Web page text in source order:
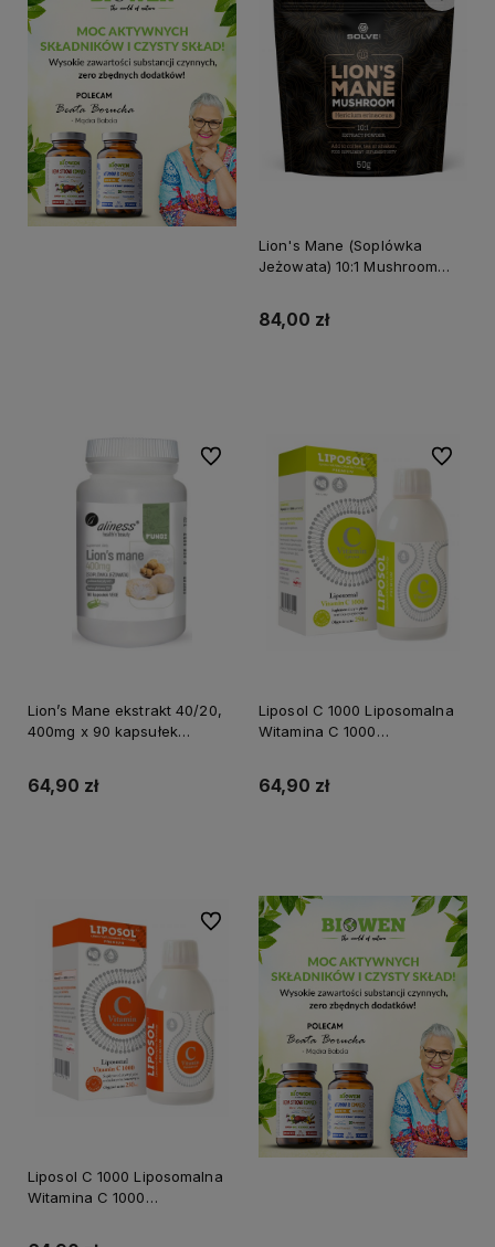
Lion's Mane (Soplówka
Jeżowata) 10:1 Mushroom
84,00 zł
Lion’s Mane ekstrakt 40/20,
400mg x 90 kapsułek
64,90 zł
Do ulubionych
Liposol C 1000 Liposomalna
Witamina C 1000
64,90 zł
Do
Liposol C 1000 Liposomalna
Witamina C 1000
Do ulubionych